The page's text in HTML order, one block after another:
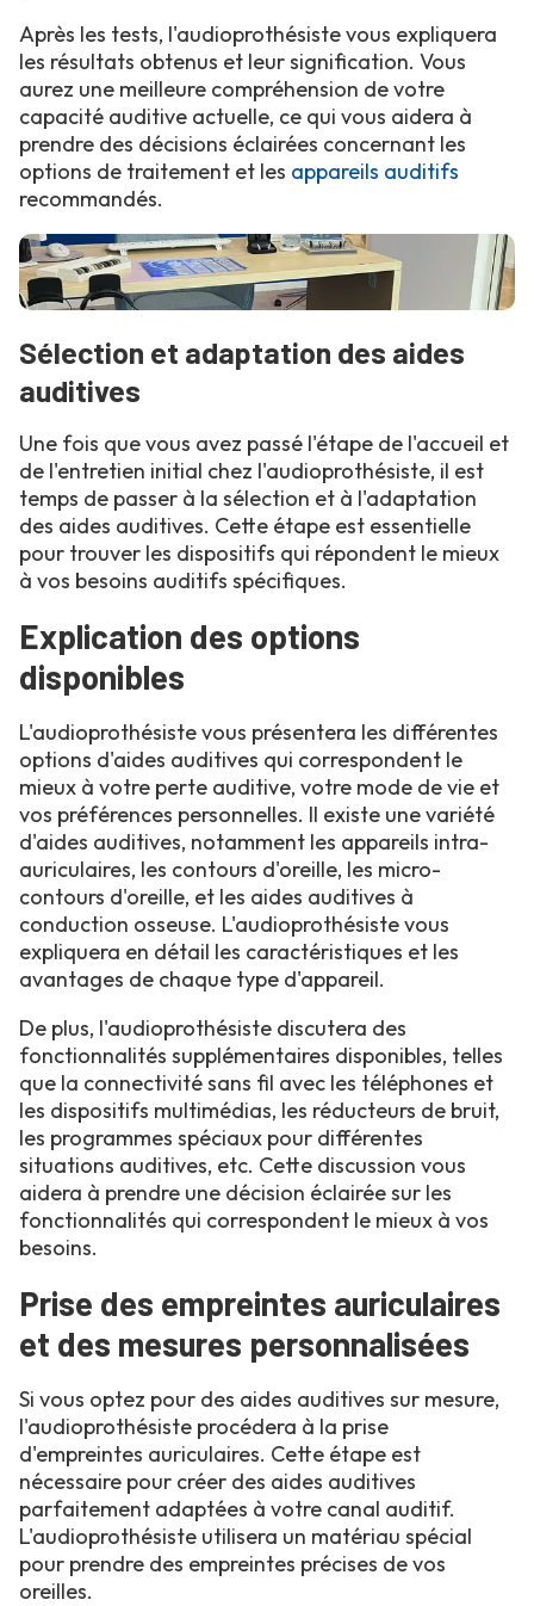
Après les tests, l'audioprothésiste vous expliquera
les résultats obtenus et leur signification. Vous
aurez une meilleure compréhension de votre
capacité auditive actuelle, ce qui vous aidera à
prendre des décisions éclairées concernant les
options de traitement et les appareils auditifs
recommandés.
Sélection et adaptation des aides
auditives
Une fois que vous avez passé l'étape de l'accueil et
de l'entretien initial chez l'audioprothésiste, il est
temps de passer à la sélection et à l'adaptation
des aides auditives. Cette étape est essentielle
pour trouver les dispositifs qui répondent le mieux
à vos besoins auditifs spécifiques.
Explication des options
disponibles
L'audioprothésiste vous présentera les différentes
options d'aides auditives qui correspondent le
mieux à votre perte auditive, votre mode de vie et
vos préférences personnelles. Il existe une variété
d'aides auditives, notamment les appareils intra-
auriculaires, les contours d'oreille, les micro-
contours d'oreille, et les aides auditives à
conduction osseuse. L'audioprothésiste vous
expliquera en détail les caractéristiques et les
avantages de chaque type d'appareil.
De plus, l'audioprothésiste discutera des
fonctionnalités supplémentaires disponibles, telles
que la connectivité sans fil avec les téléphones et
les dispositifs multimédias, les réducteurs de bruit,
les programmes spéciaux pour différentes
situations auditives, etc. Cette discussion vous
aidera à prendre une décision éclairée sur les
fonctionnalités qui correspondent le mieux à vos
besoins.
Prise des empreintes auriculaires
et des mesures personnalisées
Si vous optez pour des aides auditives sur mesure,
l'audioprothésiste procédera à la prise
d'empreintes auriculaires. Cette étape est
nécessaire pour créer des aides auditives
parfaitement adaptées à votre canal auditif.
L'audioprothésiste utilisera un matériau spécial
pour prendre des empreintes précises de vos
oreilles.